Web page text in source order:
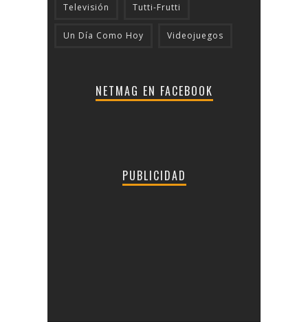
Televisión Tutti-Frutti
Un Día Como Hoy Videojuegos
NETMAG EN FACEBOOK
PUBLICIDAD